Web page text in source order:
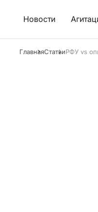
Новости
ГлавнаяСтатьиРФУ vs